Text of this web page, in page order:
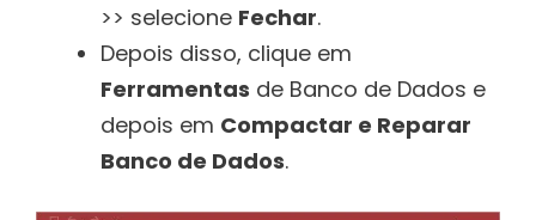
>> selecione Fechar.
Depois disso, clique em
Ferramentas de Banco de Dados e
depois em Compactar e Reparar
Banco de Dados.